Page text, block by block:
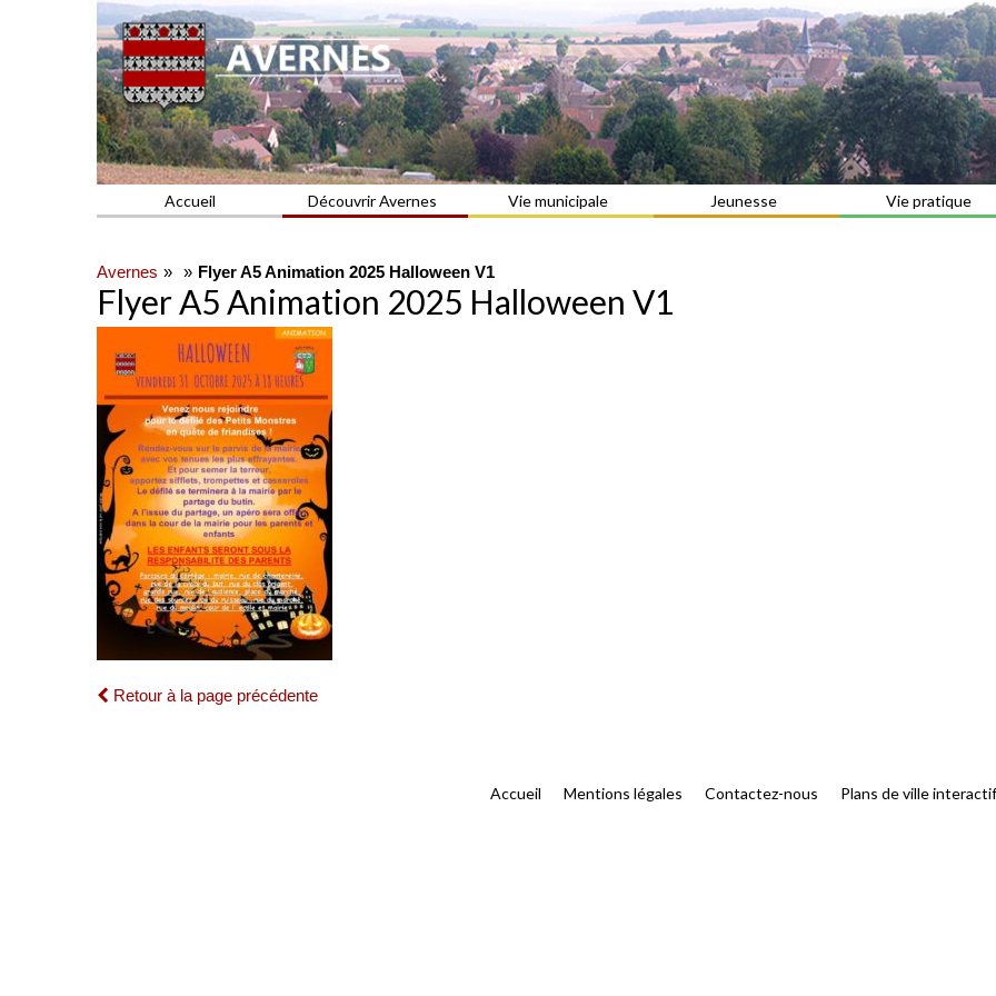
AVERNES
Commune du Val d'Oise
Accueil Découvrir Avernes Vie municipale Jeunesse Vie pratique
Avernes Flyer A5 Animation 2025 Halloween V1
Flyer A5 Animation 2025 Halloween V1
Retour à la page précédente
Accueil Mentions légales Contactez-nous Plans de ville